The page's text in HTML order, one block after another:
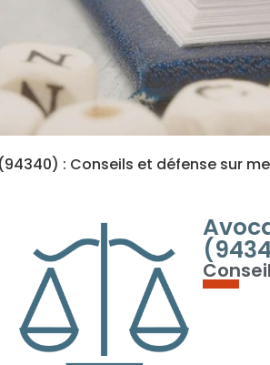
: Conseils et défense sur